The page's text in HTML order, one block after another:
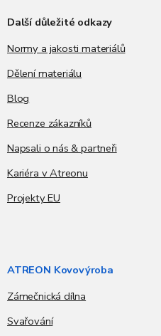
Další důležité odkazy
Normy a jakosti materiálů
Dělení materiálu
Blog
Recenze zákazníků
Napsali o nás & partneři
Kariéra v Atreonu
Projekty EU
ATREON Kovovýroba
Zámečnická dílna
Svařování